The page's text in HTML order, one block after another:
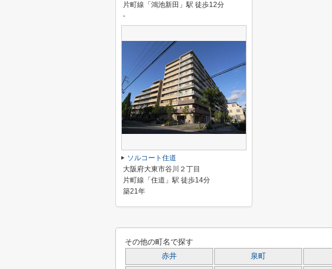
片町線「鴻池新田」駅 徒歩12分
-
ソルコート住道
大阪府大東市谷川２丁目
片町線「住道」駅 徒歩14分
築21年
その他の町名で探す
赤井 泉町